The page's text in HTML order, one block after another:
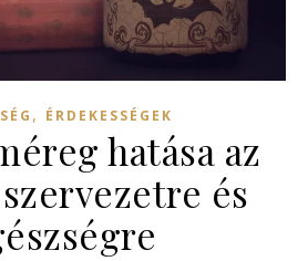
, ÉRDEKESSÉGEK
hatása az
és